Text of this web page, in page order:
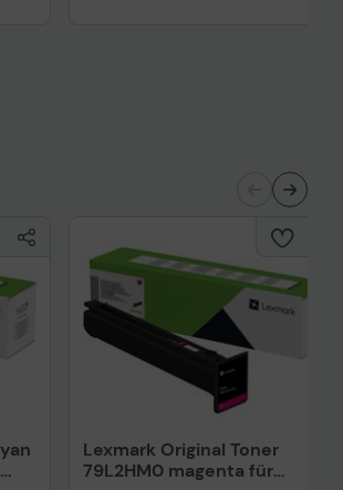
Lexmark Original Toner
79L2HM0 magenta für